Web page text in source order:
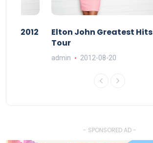
2012
Elton John Greatest Hits
Tour
admin 2012-08-20
- SPONSORED AD -